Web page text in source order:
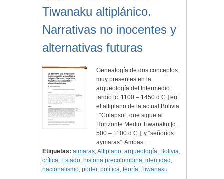
Tiwanaku altiplánico.
Narrativas no inocentes y
alternativas futuras
Genealogía de dos conceptos
muy presentes en la
arqueología del Intermedio
tardío [c. 1100 – 1450 d.C.] en
el altiplano de la actual Bolivia
: “Colapso”, que sigue al
Horizonte Medio Tiwanaku [c.
500 – 1100 d.C.], y “señoríos
aymaras”. Ambas…
Etiquetas: aimaras,Altiplano, arqueología, Bolivia,
crítica, Estado, historia precolombina, identidad ,
nacionalismo, poder, política, teoría, Tiwanaku